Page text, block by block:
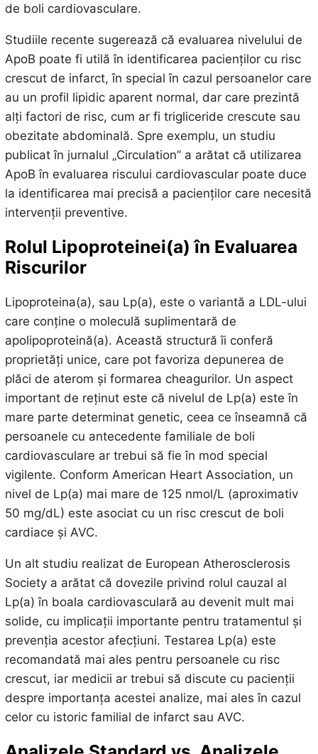
de boli cardiovasculare.
Studiile recente sugerează că evaluarea nivelului de
ApoB poate fi utilă în identificarea pacienților cu risc
crescut de infarct, în special în cazul persoanelor care
au un profil lipidic aparent normal, dar care prezintă
alți factori de risc, cum ar fi trigliceride crescute sau
obezitate abdominală. Spre exemplu, un studiu
publicat în jurnalul „Circulation” a arătat că utilizarea
ApoB în evaluarea riscului cardiovascular poate duce
la identificarea mai precisă a pacienților care necesită
intervenții preventive.
Rolul Lipoproteinei(a) în Evaluarea
Riscurilor
Lipoproteina(a), sau Lp(a), este o variantă a LDL-ului
care conține o moleculă suplimentară de
apolipoproteină(a). Această structură îi conferă
proprietăți unice, care pot favoriza depunerea de
plăci de aterom și formarea cheagurilor. Un aspect
important de reținut este că nivelul de Lp(a) este în
mare parte determinat genetic, ceea ce înseamnă că
persoanele cu antecedente familiale de boli
cardiovasculare ar trebui să fie în mod special
vigilente. Conform American Heart Association, un
nivel de Lp(a) mai mare de 125 nmol/L (aproximativ
50 mg/dL) este asociat cu un risc crescut de boli
cardiace și AVC.
Un alt studiu realizat de European Atherosclerosis
Society a arătat că dovezile privind rolul cauzal al
Lp(a) în boala cardiovasculară au devenit mult mai
solide, cu implicații importante pentru tratamentul și
prevenția acestor afecțiuni. Testarea Lp(a) este
recomandată mai ales pentru persoanele cu risc
crescut, iar medicii ar trebui să discute cu pacienții
despre importanța acestei analize, mai ales în cazul
celor cu istoric familial de infarct sau AVC.